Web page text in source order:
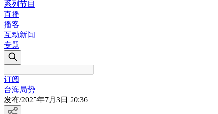
系列节目
直播
播客
互动新闻
专题
订阅
台海局势
发布/2025年7月3日 20:36